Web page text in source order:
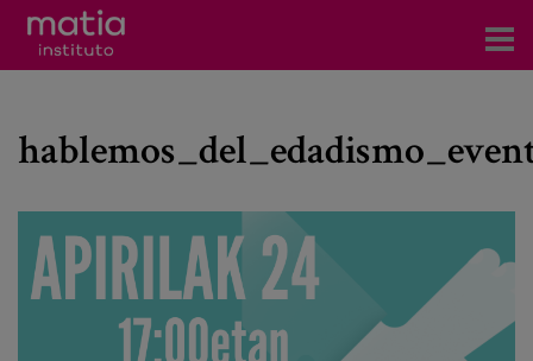
Investigación
Participación en foros